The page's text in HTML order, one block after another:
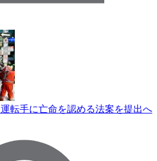
転手に亡命を認める法案を提出へ